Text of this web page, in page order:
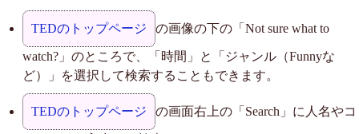
TEDのトップページ の画像の下の「Not sure what to
watch?」のところで、「時間」と「ジャンル（Funnyな
ど）」を選択して検索することもできます。
TEDのトップページ の画面右上の「Search」に人名やコ